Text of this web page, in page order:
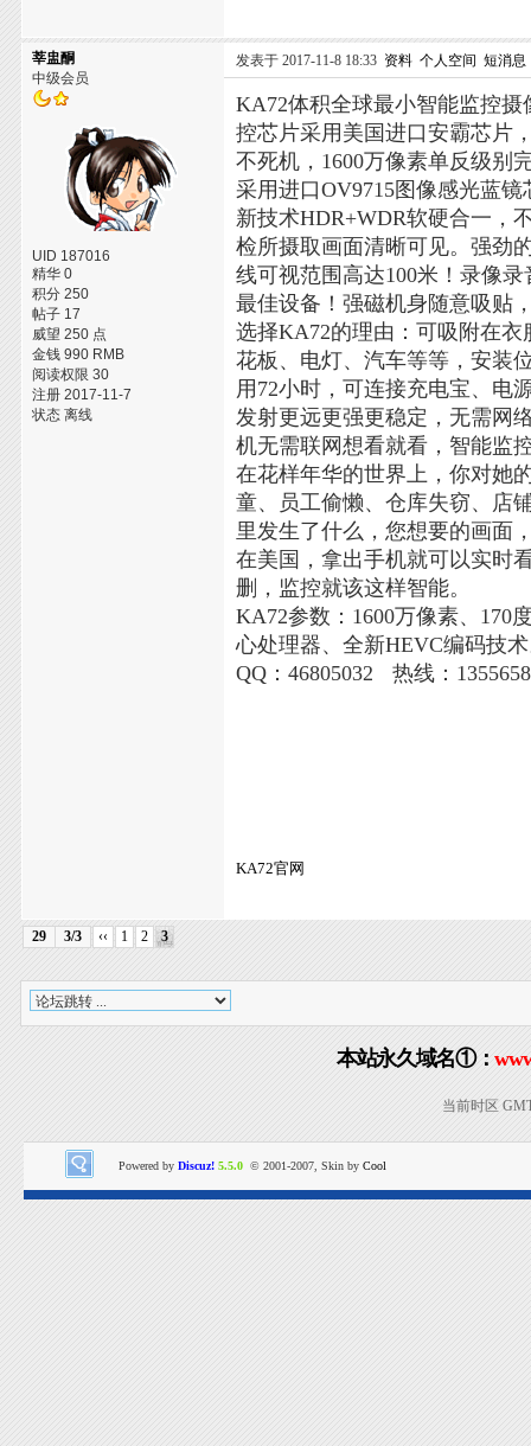
莘盅酮
中级会员
UID 187016
精华 0
积分 250
帖子 17
威望 250 点
金钱 990 RMB
阅读权限 30
注册 2017-11-7
状态 离线
发表于 2017-11-8 18:33 资料 个人空间 短消息
KA72体积全球最小智能监控
控芯片采用美国进口安霸芯片
不死机，1600万像素单反级别
采用进口OV9715图像感光蓝
新技术HDR+WDR软硬合一，
检所摄取画面清晰可见。强劲
线可视范围高达100米！录像
最佳设备！强磁机身随意吸贴
选择KA72的理由：可吸附在
花板、电灯、汽车等等，安装
用72小时，可连接充电宝、电
发射更远更强更稳定，无需网
机无需联网想看就看，智能监
在花样年华的世界上，你对她
童、员工偷懒、仓库失窃、店
里发生了什么，您想要的画面
在美国，拿出手机就可以实时
删，监控就该这样智能。
KA72参数：1600万像素、170
心处理器、全新HEVC编码技
QQ：46805032
热线：
KA72官网
29 3/3 ‹‹ 1 2 3
本站永久域名①：
当前时区
Powered by Discuz! 5.5.0 © 2001-2007, Skin by Cool